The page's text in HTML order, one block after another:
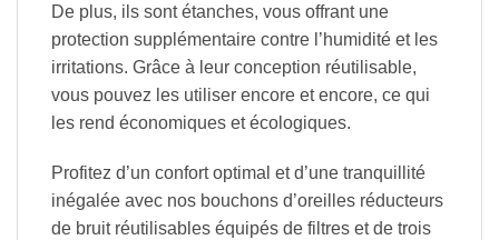
De plus, ils sont étanches, vous offrant une
protection supplémentaire contre l’humidité et les
irritations. Grâce à leur conception réutilisable,
vous pouvez les utiliser encore et encore, ce qui
les rend économiques et écologiques.
Profitez d’un confort optimal et d’une tranquillité
inégalée avec nos bouchons d’oreilles réducteurs
de bruit réutilisables équipés de filtres et de trois